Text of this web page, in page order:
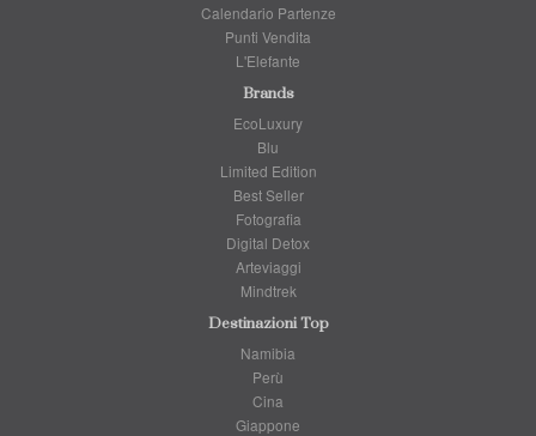
Calendario Partenze
Punti Vendita
L'Elefante
Brands
EcoLuxury
Blu
Limited Edition
Best Seller
Fotografia
Digital Detox
Arteviaggi
Mindtrek
Destinazioni Top
Namibia
Perù
Cina
Giappone